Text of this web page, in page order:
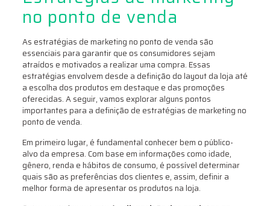
no ponto de venda
As estratégias de marketing no ponto de venda são
essenciais para garantir que os consumidores sejam
atraídos e motivados a realizar uma compra. Essas
estratégias envolvem desde a definição do layout da loja até
a escolha dos produtos em destaque e das promoções
oferecidas. A seguir, vamos explorar alguns pontos
importantes para a definição de estratégias de marketing no
ponto de venda.
Em primeiro lugar, é fundamental conhecer bem o público-
alvo da empresa. Com base em informações como idade,
gênero, renda e hábitos de consumo, é possível determinar
quais são as preferências dos clientes e, assim, definir a
melhor forma de apresentar os produtos na loja.